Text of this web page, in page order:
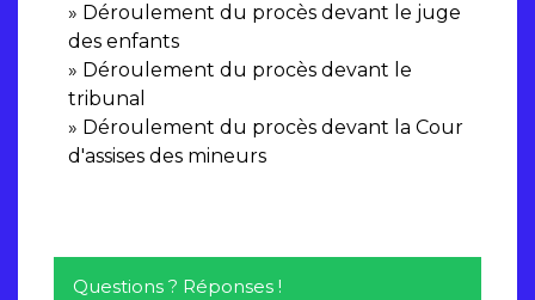
Déroulement du procès devant le juge
des enfants
Déroulement du procès devant le
tribunal
Déroulement du procès devant la Cour
d'assises des mineurs
Questions ? Réponses !